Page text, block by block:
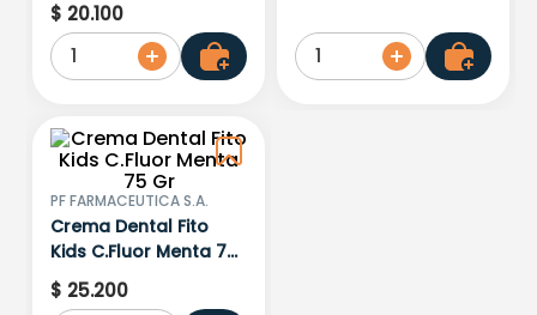
$ 20.100
1 1
PF FARMACEUTICA S.A.
Crema Dental Fito
Kids C.Fluor Menta 75
Gr
$ 25.200